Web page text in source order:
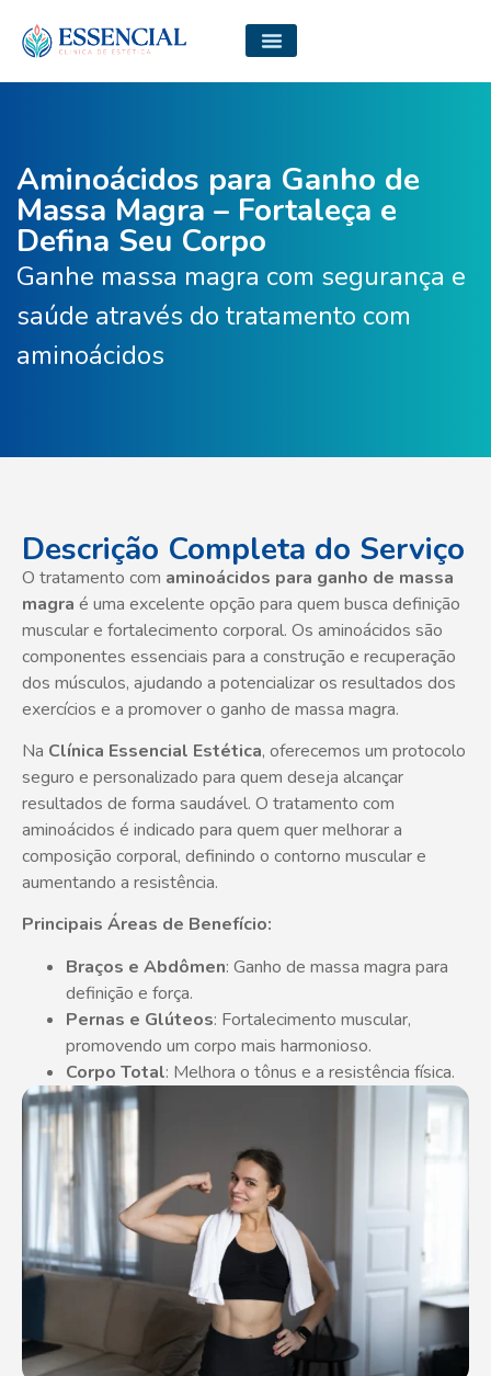
Aminoácidos para Ganho de
Massa Magra – Fortaleça e
Defina Seu Corpo
Ganhe massa magra com segurança e
saúde através do tratamento com
aminoácidos
Descrição Completa do Serviço
O tratamento com aminoácidos para ganho de massa
magra é uma excelente opção para quem busca definição
muscular e fortalecimento corporal. Os aminoácidos são
componentes essenciais para a construção e recuperação
dos músculos, ajudando a potencializar os resultados dos
exercícios e a promover o ganho de massa magra.
Na Clínica Essencial Estética, oferecemos um protocolo
seguro e personalizado para quem deseja alcançar
resultados de forma saudável. O tratamento com
aminoácidos é indicado para quem quer melhorar a
composição corporal, definindo o contorno muscular e
aumentando a resistência.
Principais Áreas de Benefício:
Braços e Abdômen: Ganho de massa magra para
definição e força.
Pernas e Glúteos: Fortalecimento muscular,
promovendo um corpo mais harmonioso.
Corpo Total: Melhora o tônus e a resistência física.